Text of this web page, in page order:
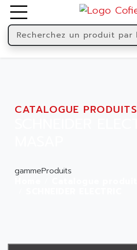
CATALOGUE PRODUITS
gammeProduits